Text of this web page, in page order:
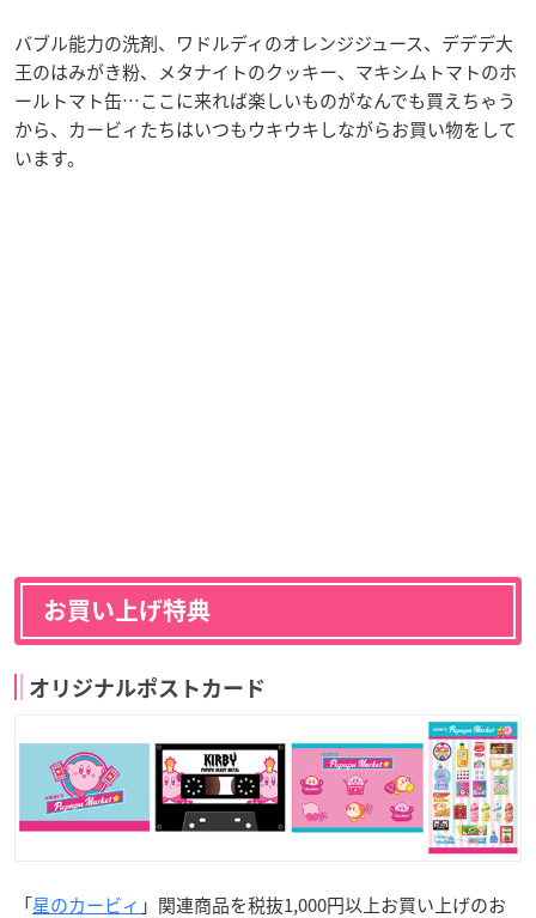
バブル能力の洗剤、ワドルディのオレンジジュース、デデデ大
王のはみがき粉、メタナイトのクッキー、マキシムトマトのホ
ールトマト缶…ここに来れば楽しいものがなんでも買えちゃう
から、カービィたちはいつもウキウキしながらお買い物をして
います。
お買い上げ特典
オリジナルポストカード
「星のカービィ 」関連商品を税抜1,000円以上お買い上げのお